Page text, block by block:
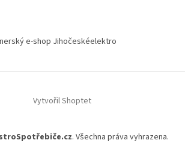
e-shop Jihočeskéelektro
Vytvořil Shoptet
. Všechna práva vyhrazena.